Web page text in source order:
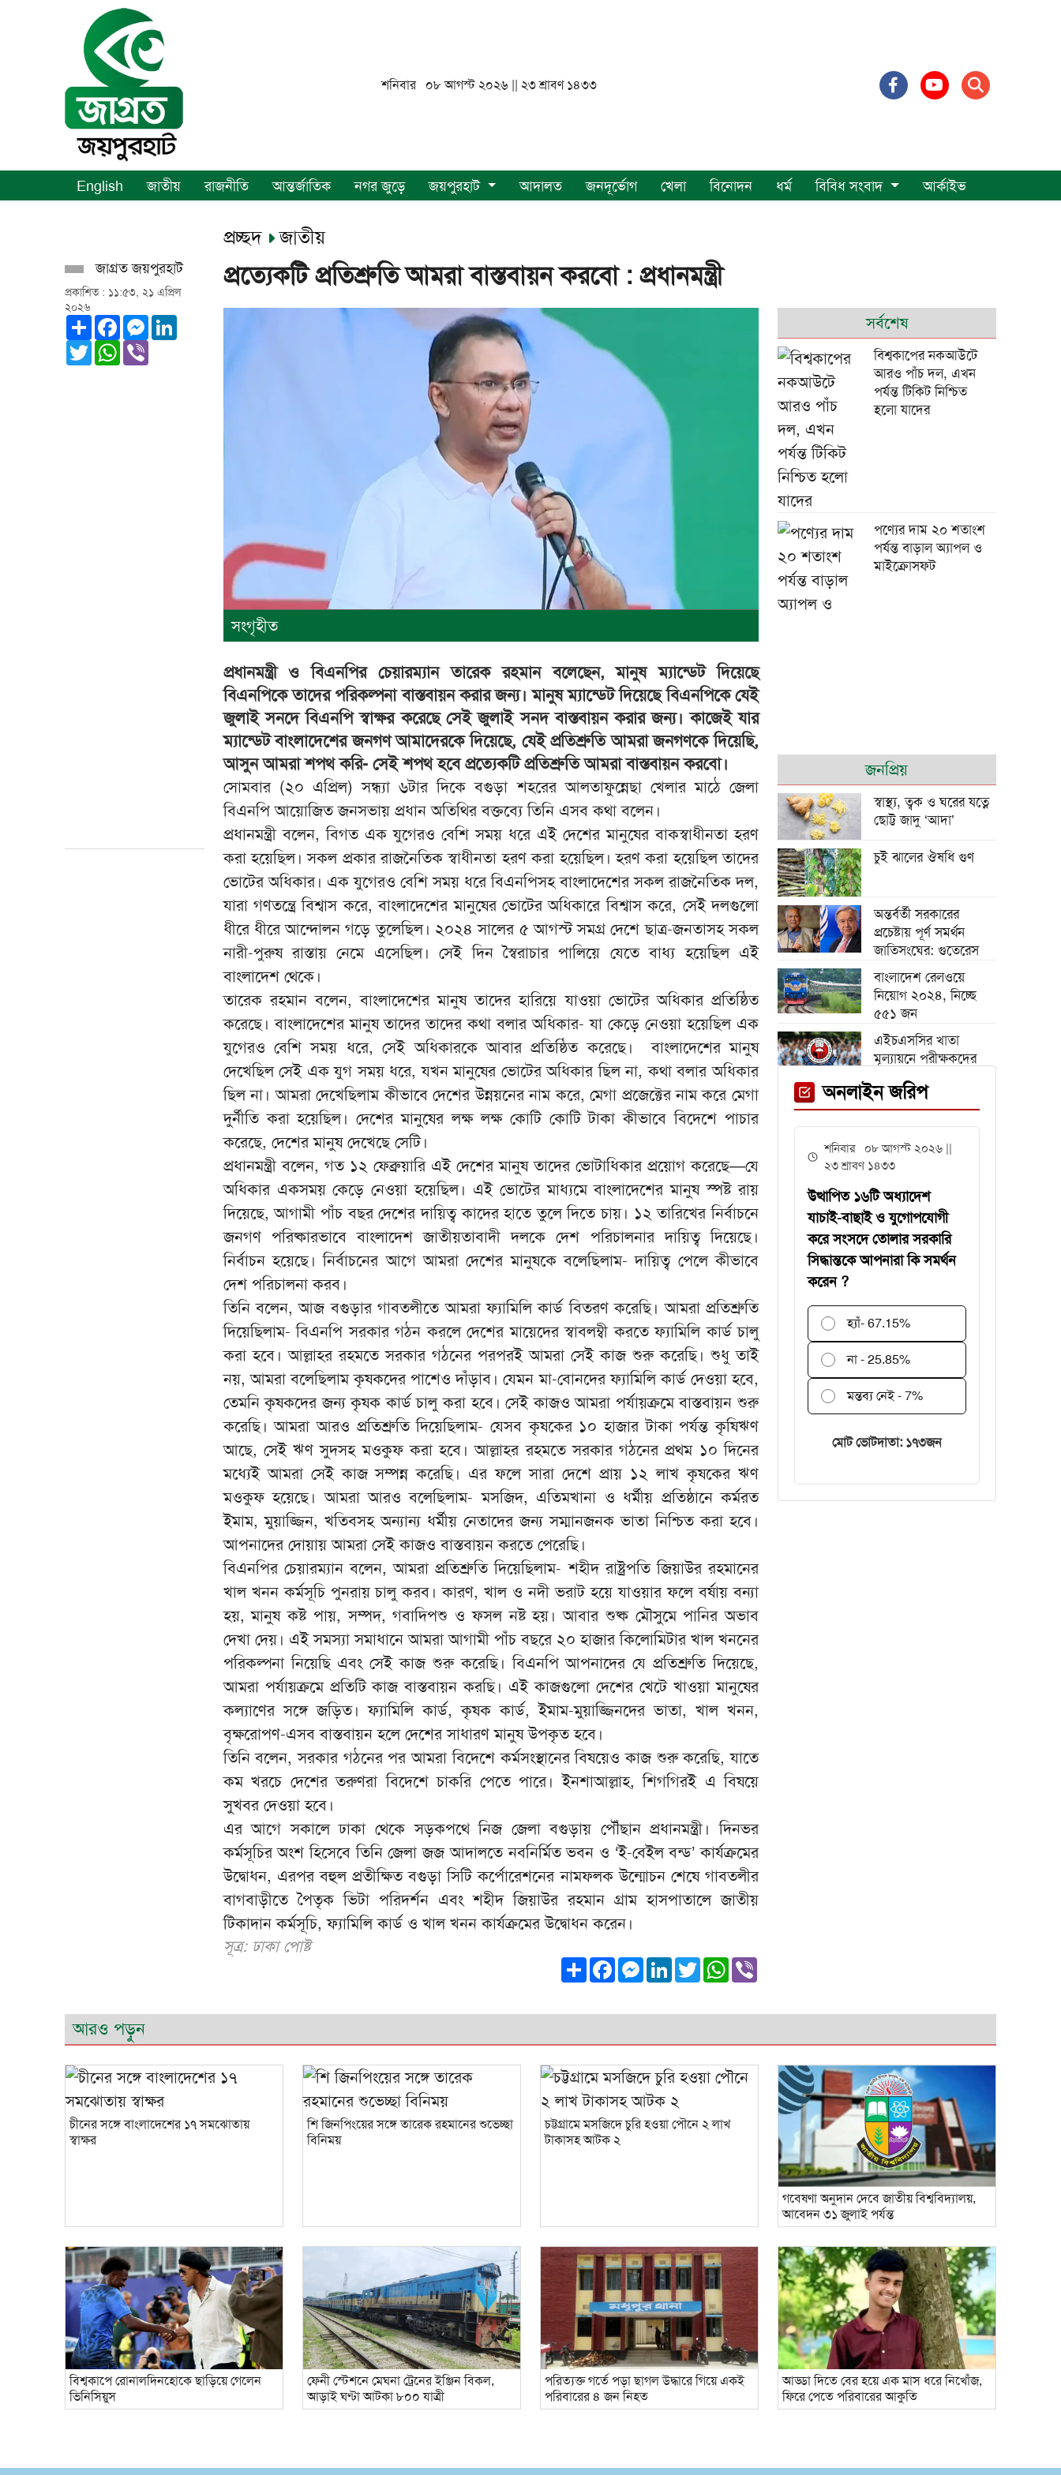
শনিবার ০৮ আগস্ট ২০২৬ || ২৩ শ্রাবণ ১৪৩৩
English জাতীয় রাজনীতি আন্তর্জাতিক নগর জুড়ে জয়পুরহাট আদালত জনদূর্ভোগ খেলা বিনোদন ধর্ম বিবিধ সংবাদ আর্কাইভ
প্রচ্ছদ জাতীয়
জাগ্রত জয়পুরহাট
প্রকাশিত : ১১:৫৩, ২১ এপ্রিল
২০২৬
ShareFacebookMessenger
TwitterWhatsApp
Viber
প্রত্যেকটি প্রতিশ্রুতি আমরা বাস্তবায়ন করবো : প্রধানমন্ত্রী
সংগৃহীত
প্রধানমন্ত্রী ও বিএনপির চেয়ারম্যান তারেক রহমান বলেছেন, মানুষ ম্যান্ডেট দিয়েছে
বিএনপিকে তাদের পরিকল্পনা বাস্তবায়ন করার জন্য। মানুষ ম্যান্ডেট দিয়েছে বিএনপিকে যেই
জুলাই সনদে বিএনপি স্বাক্ষর করেছে সেই জুলাই সনদ বাস্তবায়ন করার জন্য। কাজেই যার
ম্যান্ডেট বাংলাদেশের জনগণ আমাদেরকে দিয়েছে, যেই প্রতিশ্রুতি আমরা জনগণকে দিয়েছি,
আসুন আমরা শপথ করি- সেই শপথ হবে প্রত্যেকটি প্রতিশ্রুতি আমরা বাস্তবায়ন করবো।
সোমবার (২০ এপ্রিল) সন্ধ্যা ৬টার দিকে বগুড়া শহরের আলতাফুন্নেছা খেলার মাঠে জেলা
বিএনপি আয়োজিত জনসভায় প্রধান অতিথির বক্তব্যে তিনি এসব কথা বলেন।
প্রধানমন্ত্রী বলেন, বিগত এক যুগেরও বেশি সময় ধরে এই দেশের মানুষের বাকস্বাধীনতা হরণ
করা হয়েছিল। সকল প্রকার রাজনৈতিক স্বাধীনতা হরণ করা হয়েছিল। হরণ করা হয়েছিল তাদের
ভোটের অধিকার। এক যুগেরও বেশি সময় ধরে বিএনপিসহ বাংলাদেশের সকল রাজনৈতিক দল,
যারা গণতন্ত্রে বিশ্বাস করে, বাংলাদেশের মানুষের ভোটের অধিকারে বিশ্বাস করে, সেই দলগুলো
ধীরে ধীরে আন্দোলন গড়ে তুলেছিল। ২০২৪ সালের ৫ আগস্ট সমগ্র দেশে ছাত্র-জনতাসহ সকল
নারী-পুরুষ রাস্তায় নেমে এসেছিল। সেই দিন স্বৈরাচার পালিয়ে যেতে বাধ্য হয়েছিল এই
বাংলাদেশ থেকে।
তারেক রহমান বলেন, বাংলাদেশের মানুষ তাদের হারিয়ে যাওয়া ভোটের অধিকার প্রতিষ্ঠিত
করেছে। বাংলাদেশের মানুষ তাদের তাদের কথা বলার অধিকার- যা কেড়ে নেওয়া হয়েছিল এক
যুগেরও বেশি সময় ধরে, সেই অধিকারকে আবার প্রতিষ্ঠিত করেছে। বাংলাদেশের মানুষ
দেখেছিল সেই এক যুগ সময় ধরে, যখন মানুষের ভোটের অধিকার ছিল না, কথা বলার অধিকার
ছিল না। আমরা দেখেছিলাম কীভাবে দেশের উন্নয়নের নাম করে, মেগা প্রজেক্টের নাম করে মেগা
দুর্নীতি করা হয়েছিল। দেশের মানুষের লক্ষ লক্ষ কোটি কোটি টাকা কীভাবে বিদেশে পাচার
করেছে, দেশের মানুষ দেখেছে সেটি।
প্রধানমন্ত্রী বলেন, গত ১২ ফেব্রুয়ারি এই দেশের মানুষ তাদের ভোটাধিকার প্রয়োগ করেছে—যে
অধিকার একসময় কেড়ে নেওয়া হয়েছিল। এই ভোটের মাধ্যমে বাংলাদেশের মানুষ স্পষ্ট রায়
দিয়েছে, আগামী পাঁচ বছর দেশের দায়িত্ব কাদের হাতে তুলে দিতে চায়। ১২ তারিখের নির্বাচনে
জনগণ পরিষ্কারভাবে বাংলাদেশ জাতীয়তাবাদী দলকে দেশ পরিচালনার দায়িত্ব দিয়েছে।
নির্বাচন হয়েছে। নির্বাচনের আগে আমরা দেশের মানুষকে বলেছিলাম- দায়িত্ব পেলে কীভাবে
দেশ পরিচালনা করব।
তিনি বলেন, আজ বগুড়ার গাবতলীতে আমরা ফ্যামিলি কার্ড বিতরণ করেছি। আমরা প্রতিশ্রুতি
দিয়েছিলাম- বিএনপি সরকার গঠন করলে দেশের মায়েদের স্বাবলম্বী করতে ফ্যামিলি কার্ড চালু
করা হবে। আল্লাহর রহমতে সরকার গঠনের পরপরই আমরা সেই কাজ শুরু করেছি। শুধু তাই
নয়, আমরা বলেছিলাম কৃষকদের পাশেও দাঁড়াব। যেমন মা-বোনদের ফ্যামিলি কার্ড দেওয়া হবে,
তেমনি কৃষকদের জন্য কৃষক কার্ড চালু করা হবে। সেই কাজও আমরা পর্যায়ক্রমে বাস্তবায়ন শুরু
করেছি। আমরা আরও প্রতিশ্রুতি দিয়েছিলাম- যেসব কৃষকের ১০ হাজার টাকা পর্যন্ত কৃষিঋণ
আছে, সেই ঋণ সুদসহ মওকুফ করা হবে। আল্লাহর রহমতে সরকার গঠনের প্রথম ১০ দিনের
মধ্যেই আমরা সেই কাজ সম্পন্ন করেছি। এর ফলে সারা দেশে প্রায় ১২ লাখ কৃষকের ঋণ
মওকুফ হয়েছে। আমরা আরও বলেছিলাম- মসজিদ, এতিমখানা ও ধর্মীয় প্রতিষ্ঠানে কর্মরত
ইমাম, মুয়াজ্জিন, খতিবসহ অন্যান্য ধর্মীয় নেতাদের জন্য সম্মানজনক ভাতা নিশ্চিত করা হবে।
আপনাদের দোয়ায় আমরা সেই কাজও বাস্তবায়ন করতে পেরেছি।
বিএনপির চেয়ারম্যান বলেন, আমরা প্রতিশ্রুতি দিয়েছিলাম- শহীদ রাষ্ট্রপতি জিয়াউর রহমানের
খাল খনন কর্মসূচি পুনরায় চালু করব। কারণ, খাল ও নদী ভরাট হয়ে যাওয়ার ফলে বর্ষায় বন্যা
হয়, মানুষ কষ্ট পায়, সম্পদ, গবাদিপশু ও ফসল নষ্ট হয়। আবার শুষ্ক মৌসুমে পানির অভাব
দেখা দেয়। এই সমস্যা সমাধানে আমরা আগামী পাঁচ বছরে ২০ হাজার কিলোমিটার খাল খননের
পরিকল্পনা নিয়েছি এবং সেই কাজ শুরু করেছি। বিএনপি আপনাদের যে প্রতিশ্রুতি দিয়েছে,
আমরা পর্যায়ক্রমে প্রতিটি কাজ বাস্তবায়ন করছি। এই কাজগুলো দেশের খেটে খাওয়া মানুষের
কল্যাণের সঙ্গে জড়িত। ফ্যামিলি কার্ড, কৃষক কার্ড, ইমাম-মুয়াজ্জিনদের ভাতা, খাল খনন,
বৃক্ষরোপণ-এসব বাস্তবায়ন হলে দেশের সাধারণ মানুষ উপকৃত হবে।
তিনি বলেন, সরকার গঠনের পর আমরা বিদেশে কর্মসংস্থানের বিষয়েও কাজ শুরু করেছি, যাতে
কম খরচে দেশের তরুণরা বিদেশে চাকরি পেতে পারে। ইনশাআল্লাহ, শিগগিরই এ বিষয়ে
সুখবর দেওয়া হবে।
এর আগে সকালে ঢাকা থেকে সড়কপথে নিজ জেলা বগুড়ায় পৌঁছান প্রধানমন্ত্রী। দিনভর
কর্মসূচির অংশ হিসেবে তিনি জেলা জজ আদালতে নবনির্মিত ভবন ও ‘ই-বেইল বন্ড’ কার্যক্রমের
উদ্বোধন, এরপর বহুল প্রতীক্ষিত বগুড়া সিটি কর্পোরেশনের নামফলক উন্মোচন শেষে গাবতলীর
বাগবাড়ীতে পৈতৃক ভিটা পরিদর্শন এবং শহীদ জিয়াউর রহমান গ্রাম হাসপাতালে জাতীয়
টিকাদান কর্মসূচি, ফ্যামিলি কার্ড ও খাল খনন কার্যক্রমের উদ্বোধন করেন।
সূত্র: ঢাকা পোষ্ট
ShareFacebook
Messenger
LinkedIn
TwitterWhatsApp
Viber
সর্বশেষ
বিশ্বকাপের নকআউটে
আরও পাঁচ দল, এখন
পর্যন্ত টিকিট নিশ্চিত
হলো যাদের
পণ্যের দাম ২০ শতাংশ
পর্যন্ত বাড়াল অ্যাপল ও
মাইক্রোসফট
শি জিনপিংয়ের সঙ্গে
তারেক রহমানের
শুভেচ্ছা বিনিময়
পাউরুটি ফ্রিজে রাখলে
পুষ্টিগুণ নষ্ট হয়?
চট্টগ্রামে মসজিদে চুরি
হওয়া পৌনে ২ লাখ
টাকাসহ আটক ২
অস্ট্রিয়া ম্যাচের আগে
এক তারকাকে হারাল
গবেষণা অনুদান দেবে
আবেদন ৩১ জুলাই
পর্যন্ত
রোনালদিনহোকে ছাড়িয়ে
গেলেন ভিনিসিয়ুস
ফেনী স্টেশনে মেঘনা
আড়াই ঘণ্টা আটকা
জনপ্রিয়
স্বাস্থ্য, ত্বক ও ঘরের যত্নে
ছোট্ট জাদু ‘আদা’
চুই ঝালের ঔষধি গুণ
অন্তর্বর্তী সরকারের
প্রচেষ্টায় পূর্ণ সমর্থন
জাতিসংঘের: গুতেরেস
বাংলাদেশ রেলওয়ে
নিয়োগ ২০২৪, নিচ্ছে
৫৫১ জন
এইচএসসির খাতা
মূল্যায়নে পরীক্ষকদের
জন্য সময় বাড়ল ২ দিন
অনলাইন জরিপ
শনিবার ০৮ আগস্ট ২০২৬ ||
২৩ শ্রাবণ ১৪৩৩
উত্থাপিত ১৬টি অধ্যাদেশ
যাচাই-বাছাই ও যুগোপযোগী
করে সংসদে তোলার সরকারি
সিদ্ধান্তকে আপনারা কি সমর্থন
করেন ?
হ্যাঁ- 67.15%
না - 25.85%
মন্তব্য নেই - 7%
মোট ভোটদাতা: ১৭৩জন
আরও পড়ুন
চীনের সঙ্গে বাংলাদেশের ১৭ সমঝোতায়
স্বাক্ষর
শি জিনপিংয়ের সঙ্গে তারেক রহমানের শুভেচ্ছা
বিনিময়
চট্টগ্রামে মসজিদে চুরি হওয়া পৌনে ২ লাখ
টাকাসহ আটক ২
গবেষণা অনুদান দেবে জাতীয় বিশ্ববিদ্যালয়,
আবেদন ৩১ জুলাই পর্যন্ত
বিশ্বকাপে রোনালদিনহোকে ছাড়িয়ে গেলেন
ভিনিসিয়ুস
ফেনী স্টেশনে মেঘনা ট্রেনের ইঞ্জিন বিকল,
আড়াই ঘণ্টা আটকা ৮০০ যাত্রী
পরিত্যক্ত গর্তে পড়া ছাগল উদ্ধারে গিয়ে একই
পরিবারের ৪ জন নিহত
আড্ডা দিতে বের হয়ে এক মাস ধরে নিখোঁজ,
ফিরে পেতে পরিবারের আকুতি